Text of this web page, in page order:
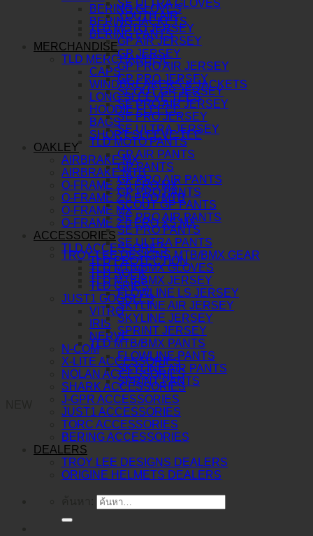
BERING GLOVES
BERING JACKETS
BERING PANTS
MERCHANDISE
TLD MERCHANDISE
CAPS
WINDBREAKERS & JACKETS
LONG SLEEVE TEES
HOODIE FLEECE
BAGS
SHORT SLEEVE TEE
OAKLEY
AIRBRAKE MX
AIRBRAKE MTB
O-FRAME 2.0 PRO MX
O-FRAME 2.0 PRO MTB
O-FRAME MX
O-FRAME 2.0 PRO XS MX
ACCESSORIES
TLD ACCESSORIES
TLD PROTECTION
TLD SOCK
TLD GRIPS
JUST1 GOGGLES
VITRO
IRIS
NERVE
N-COM
X-LITE ACCESSORIES
NOLAN ACCESSORIES
SHARK ACCESSORIES
J-GPR ACCESSORIES
JUST1 ACCESSORIES
TORC ACCESSORIES
BERING ACCESSORIES
DEALERS
TROY LEE DESIGNS DEALERS
ORIGINE HELMETS DEALERS
SE ULTRA GLOVES
YOUTH AIR
TLD MOTO JERSEY
GP AIR JERSEY
GP JERSEY
GP PRO AIR JERSEY
GP PRO JERSEY
SCOUT GP JERSEY
SE PRO AIR JERSEY
SE PRO JERSEY
SE ULTRA JERSEY
TLD MOTO PANTS
GP AIR PANTS
GP PANTS
GP PRO AIR PANTS
GP PRO PANTS
SCOUT GP PANTS
SE PRO AIR PANTS
SE PRO PANTS
SE ULTRA PANTS
TROY LEE DESIGNS MTB/BMX GEAR
TLD MTB/BMX GLOVES
TLD MTB/BMX JERSEY
FLOWLINE LS JERSEY
SKYLINE AIR JERSEY
SKYLINE JERSEY
SPRINT JERSEY
TLD MTB/BMX PANTS
FLOWLINE PANTS
SKYLINE AIR PANTS
SPRINT PANTS